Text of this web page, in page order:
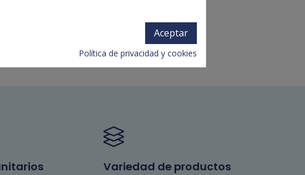
Variedad de productos
Aceptar
Política de privacidad y cookies